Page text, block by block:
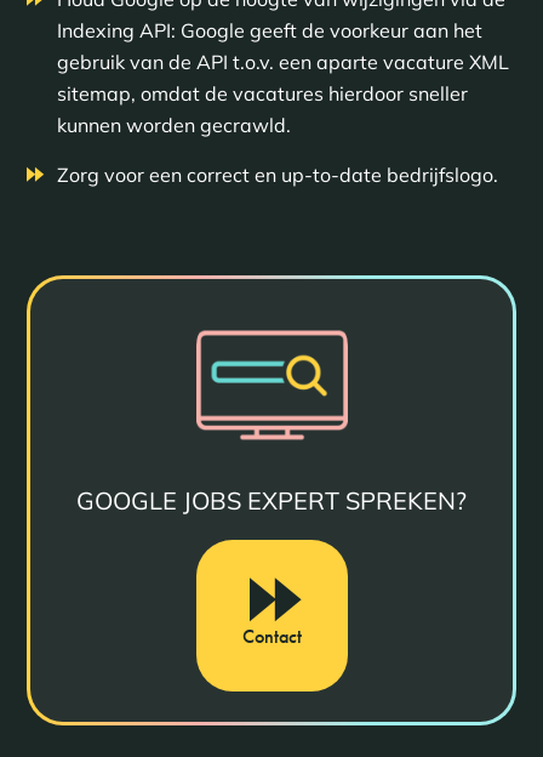
Indexing API: Google geeft de voorkeur aan het
gebruik van de API t.o.v. een aparte vacature XML
sitemap, omdat de vacatures hierdoor sneller
kunnen worden gecrawld.
Zorg voor een correct en up-to-date bedrijfslogo.
GOOGLE JOBS EXPERT SPREKEN?
Contact